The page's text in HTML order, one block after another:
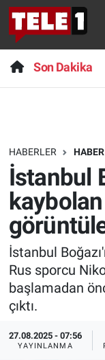
Son Dakika
HABERLER HABER
İstanbul
İstanbul
Rus sporcu
başlamadan
çıktı.
27.08.2025 - 07:56
YAYINLANMA
Anında
Başka
Bilim turu
Bilim ve
Doğa
Ege Saati
Ege'den
Son Dakika
Haber
Dünya
Teknoloji
Sağlık
Yayın Akışı
İletişim
Nöbetçi
Hava
Trafik Durumu
Süper Lig
Tüm
Son Dakika
Haber Arşivi